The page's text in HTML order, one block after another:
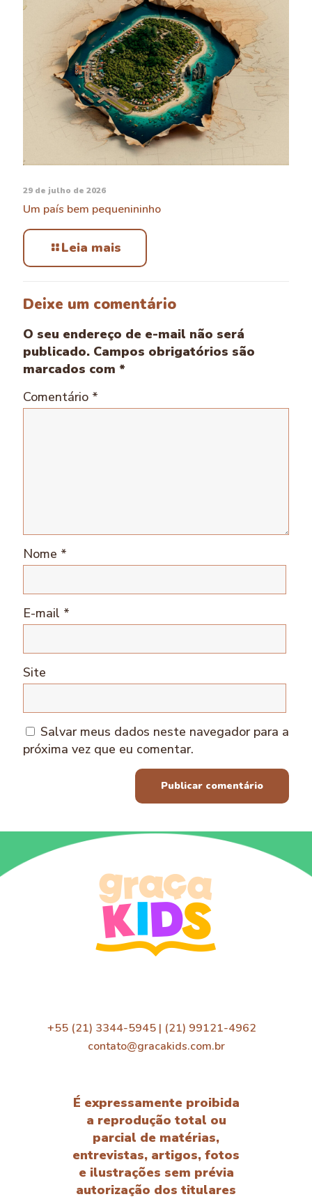
29 de julho de 2026
Um país bem pequenininho
Leia mais
Deixe um comentário
O seu endereço de e-mail não será
publicado. Campos obrigatórios são
marcados com *
Comentário *
Nome *
E-mail *
Site
Salvar meus dados neste navegador para a
próxima vez que eu comentar.
+55 (21) 3344-5945 | (21) 99121-4962
contato@gracakids.com.br
É expressamente proibida
a reprodução total ou
parcial de matérias,
entrevistas, artigos, fotos
e ilustrações sem prévia
autorização dos titulares